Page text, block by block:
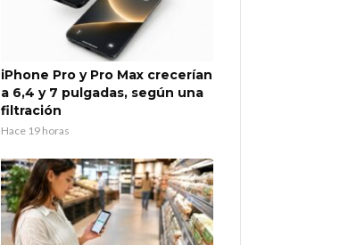
iPhone Pro y Pro Max crecerían
a 6,4 y 7 pulgadas, según una
filtración
Hace 19 horas